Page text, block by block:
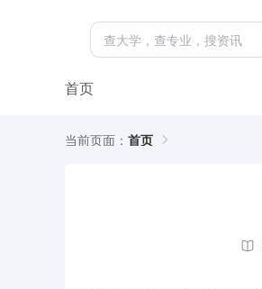
首页
当前页面： 首页